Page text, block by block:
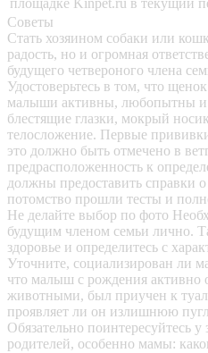
Советы
Стать хозяином собаки или
радость, но и огромная
будущего четвероного члена
Удостоверьтесь в том, что
малыши активны, любопытны и
блестящие глазки, мокрый
телосложение. Первые
это должно быть отмечено в
предрасположенность к
должны предоставить справки
потомство прошли тесты и
Не делайте выбор по фото
будущим членом семьи лично.
здоровье и определитесь с
Уточните, социализирован ли
что малыш с рождения активно
животными, был приучен к
проявляет ли он излишнюю
Обязательно поинтересуйтесь у
родителей, особенно мамы: